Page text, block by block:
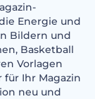
Energie und
Bildern und
Basketball
Vorlagen
für Ihr Magazin
neu und